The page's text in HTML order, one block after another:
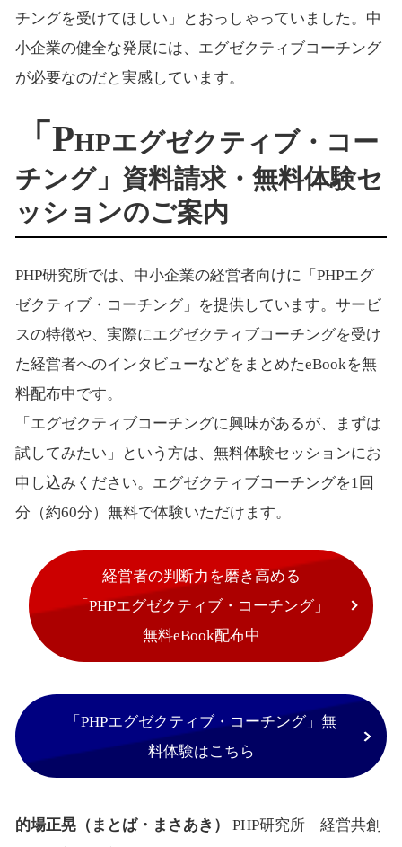
チングを受けてほしい」とおっしゃっていました。中
小企業の健全な発展には、エグゼクティブコーチング
が必要なのだと実感しています。
「PHPエグゼクティブ・コー
チング」資料請求・無料体験セ
ッションのご案内
PHP研究所では、中小企業の経営者向けに「PHPエグ
ゼクティブ・コーチング」を提供しています。サービ
スの特徴や、実際にエグゼクティブコーチングを受け
た経営者へのインタビューなどをまとめたeBookを無
料配布中です。
「エグゼクティブコーチングに興味があるが、まずは
試してみたい」という方は、無料体験セッションにお
申し込みください。エグゼクティブコーチングを1回
分（約60分）無料で体験いただけます。
経営者の判断力を磨き高める
「PHPエグゼクティブ・コーチング」
無料eBook配布中
「PHPエグゼクティブ・コーチング」無
料体験はこちら
的場正晃（まとば・まさあき）
PHP研究所 経営共創